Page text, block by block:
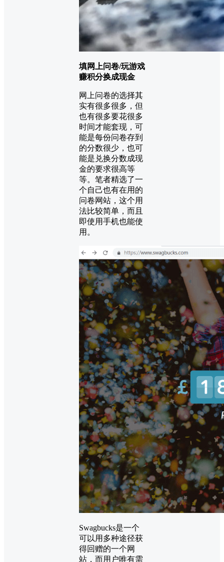
填网上问卷/玩游戏
赚积分换成现金
网上问卷的选择其
实有很多很多，但
也有很多要花很多
时间才能套现，可
能是每份问卷存到
的分数很少，也可
能是兑换分数成现
金的要求很高等
等。笔者精选了一
个自己也有在用的
问卷网站，这个用
法比较简单，而且
即使用手机也能使
用。
Swagbucks是一个
可以用多种途径获
得回赠的一个网
站，而用户唯有需